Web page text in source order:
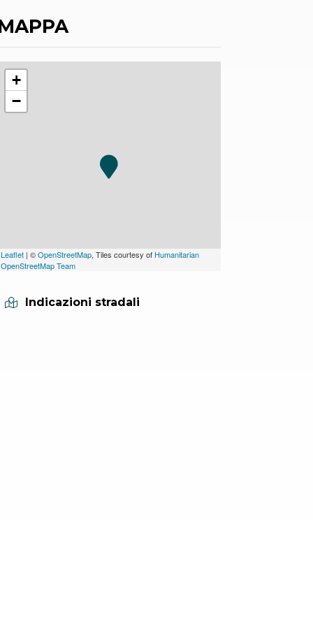
+
−
Leaflet | ©OpenStreetMap, Tiles courtesy of Humanitarian
OpenStreetMap Team
Indicazioni stradali